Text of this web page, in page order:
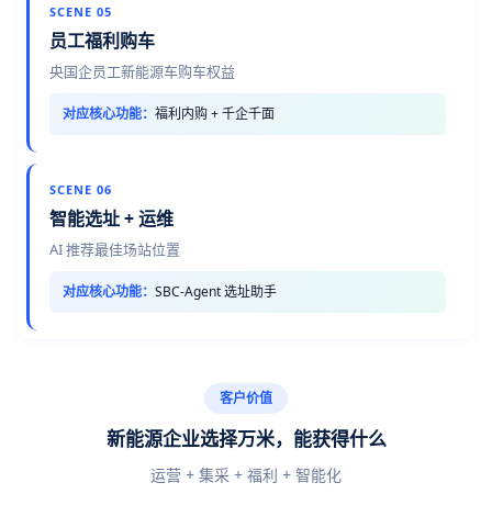
SCENE 05
员工福利购车
央国企员工新能源车购车权益
对应核心功能： 福利内购 + 千企千面
SCENE 06
智能选址 + 运维
AI 推荐最佳场站位置
对应核心功能： SBC-Agent 选址助手
客户价值
新能源企业选择万米，能获得什么
运营 + 集采 + 福利 + 智能化